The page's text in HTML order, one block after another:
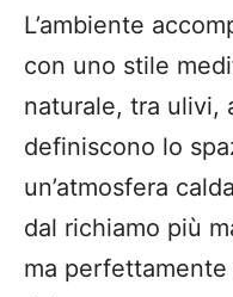
L’ambiente
con uno stile
naturale, tra ulivi,
definiscono lo
un’atmosfera
dal richiamo più
ma